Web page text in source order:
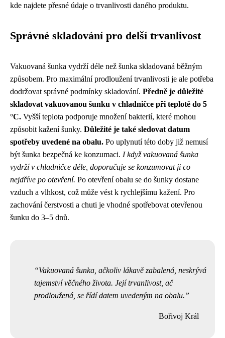
kde najdete přesné údaje o trvanlivosti daného produktu.
Správné skladování pro delší trvanlivost
Vakuovaná šunka vydrží déle než šunka skladovaná běžným
způsobem. Pro maximální prodloužení trvanlivosti je ale potřeba
dodržovat správné podmínky skladování. Předně je důležité
skladovat vakuovanou šunku v chladničce při teplotě do 5
°C. Vyšší teplota podporuje množení bakterií, které mohou
způsobit kažení šunky. Důležité je také sledovat datum
spotřeby uvedené na obalu. Po uplynutí této doby již nemusí
být šunka bezpečná ke konzumaci. I když vakuovaná šunka
vydrží v chladničce déle, doporučuje se konzumovat ji co
nejdříve po otevření. Po otevření obalu se do šunky dostane
vzduch a vlhkost, což může vést k rychlejšímu kažení. Pro
zachování čerstvosti a chuti je vhodné spotřebovat otevřenou
šunku do 3–5 dnů.
Vakuovaná šunka, ačkoliv lákavě zabalená, neskrývá
tajemství věčného života. Její trvanlivost, ač
prodloužená, se řídí datem uvedeným na obalu.
Bořivoj Král